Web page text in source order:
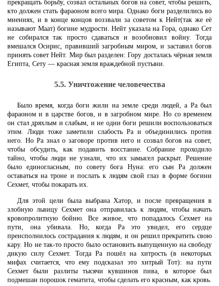
прекращать борьбу, созвал остальных богов на совет, чтобы решить,
кто должен стать фараоном всего мира. Однако боги разделились во
мнениях, и в конце концов воззвали за советом к Нейт(так же её
называют Маат) богине мудрости. Нейт указала на Гора, однако Сет
не собирался так просто сдаваться и возобновил войну. Тогда
вмешался Осирис, правивший загробным миром, и заставил богов
принять совет Нейт. Мир был разделен: Гору досталась чёрная земля
Египта, Сету — красная земля враждебной пустыни.
5.5. Уничтожение человечества
Было время, когда боги жили на земле среди людей, а Ра был
фараоном и в царстве богов, и в загробном мире. Но со временем
он стал дряхлым и слабым, и не одни боги решили воспользоваться
этим. Люди тоже заметили слабость Ра и объединились против
него. Но Ра знал о заговоре против него и созвал богов на совет,
чтобы обсудить, как подавить восстание. Собрание проходило
тайно, чтобы люди не узнали, что их замысел раскрыт. Решение
было единогласным, по совету бога Нуна: его сын Ра должен
оставаться на троне и послать к людям свой глаз в форме богини
Сехмет, чтобы покарать их.
Для этой цели была выбрана Хатор, и после превращения в
злобную львицу Сехмет она отправилась к людям, чтобы начать
кровопролитную бойню. Все живое, что попадалось Сехмет на
пути, она убивала. Но, когда Ра это увидел, его сердце
преисполнилось сострадания к людям, и он решил прекратить свою
кару. Но не так-то просто было остановить выпущенную на свободу
дикую силу Сехмет. Тогда Ра пошёл на хитрость (в некоторых
мифах считается, что ему подсказал это хитрый Тот): на пути
Сехмет были разлиты тысячи кувшинов пива, в которое был
подмешан порошок гематита, чтобы сделать его красным, как кровь.